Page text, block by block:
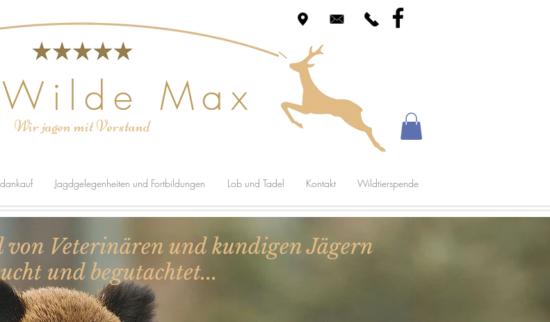
Max
Wir jagen mit Verstand
Jagdgelegenheiten und Fortbildungen Lob und Tadel Kontakt Wildtierspende
Veterinären und kundigen Jägern
und begutachtet...